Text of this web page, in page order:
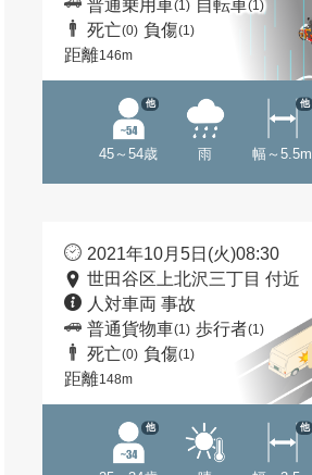
普通乗用車(1) 自転車(1)
死亡(0) 負傷(1)
距離146m
45～54歳
他
雨 幅～5.5m
他
2021年10月5日(火)08:30
世田谷区上北沢三丁目 付近
人対車両 事故
普通貨物車(1) 歩行者(1)
死亡(0) 負傷(1)
距離148m
他 他